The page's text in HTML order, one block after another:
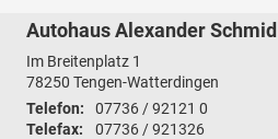
Autohaus Alexander Schmid
Im Breitenplatz 1
78250 Tengen-Watterdingen
Telefon:
07736 / 92121 0
Telefax:
07736 / 921326